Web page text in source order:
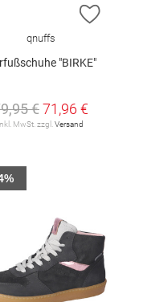
HINZUFÜGEN
ZUR
qnuffs
"BIRKE"
€71,96 €
MwSt. zzgl. Versand